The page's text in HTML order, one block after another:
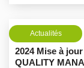
Actualités
2024 Mise à
QUALITY